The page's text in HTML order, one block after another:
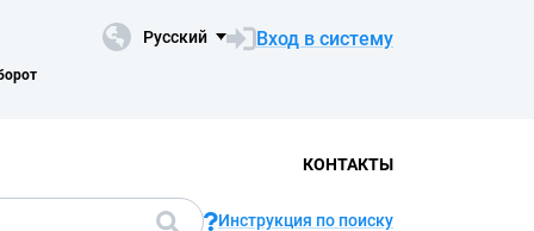
Русский Вход в систему
КОНТАКТЫ
Инструкция по поиску